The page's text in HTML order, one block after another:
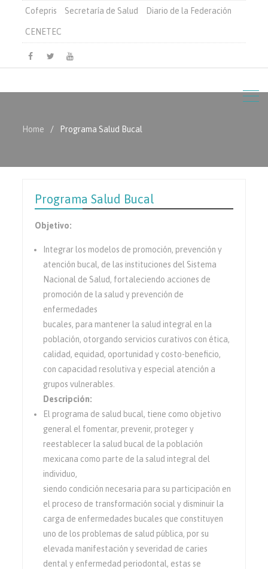
Cofepris Secretaría de Salud Diario de la Federación
CENETEC
Facebook
TwitterYoutube
Home Programa Salud Bucal
Programa Salud Bucal
Objetivo:
Integrar los modelos de promoción, prevención y
atención bucal, de las instituciones del Sistema
Nacional de Salud, fortaleciendo acciones de
promoción de la salud y prevención de
enfermedades
bucales, para mantener la salud integral en la
población, otorgando servicios curativos con ética,
calidad, equidad, oportunidad y costo-beneficio,
con capacidad resolutiva y especial atención a
grupos vulnerables.
Descripción:
El programa de salud bucal, tiene como objetivo
general el fomentar, prevenir, proteger y
reestablecer la salud bucal de la población
mexicana como parte de la salud integral del
individuo,
siendo condición necesaria para su participación en
el proceso de transformación social y disminuir la
carga de enfermedades bucales que constituyen
uno de los problemas de salud pública, por su
elevada manifestación y severidad de caries
dental y enfermedad periodontal, estas se